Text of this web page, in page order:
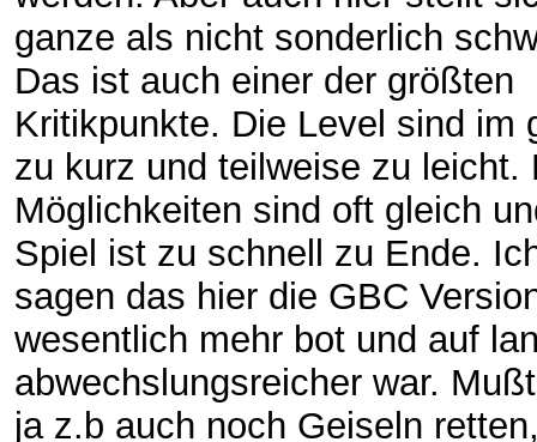
ganze als nicht sonderlich
Das ist auch einer der größten
Kritikpunkte. Die Level sind im
zu kurz und teilweise zu leicht.
Möglichkeiten sind oft gleich
Spiel ist zu schnell zu Ende.
sagen das hier die GBC
wesentlich mehr bot und auf
abwechslungsreicher war.
ja z.b auch noch Geiseln